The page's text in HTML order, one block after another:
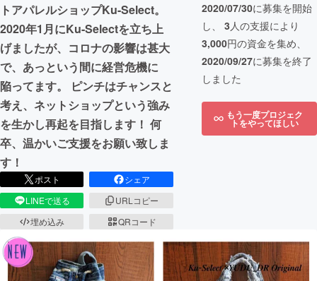
トアパレルショップKu-Select。
2020年1月にKu-Selectを立ち上
げましたが、コロナの影響は甚大
で、あっという間に経営危機に
陥ってます。 ピンチはチャンスと
考え、ネットショップという強み
を生かし再起を目指します！ 何
卒、温かいご支援をお願い致しま
す！
ポスト
シェア
LINEで送る
URLコピー
埋め込み
QRコード
2020/07/30に募集を開始
し、 3人の支援により
3,000円の資金を集め、
2020/09/27に募集を終了
しました
もう一度プロジェク
トをやってほしい